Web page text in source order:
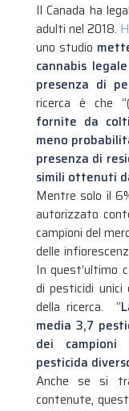
Il Canada ha
adulti nel 2018.
uno studio
cannabis
presenza di
ricerca è che
fornite da
meno
presenza di
simili ottenuti
Mentre solo il
autorizzato
campioni del
delle
In quest’ultimo
di pesticidi
della ricerca. “
media 3,7
dei
pesticida
Anche se si
contenute,